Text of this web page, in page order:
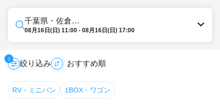
千葉県・佐倉・八街
08月16日(日) 11:00 - 08月16日(日) 17:00
2
絞り込み
RV・ミニバン 1BOX・ワゴン